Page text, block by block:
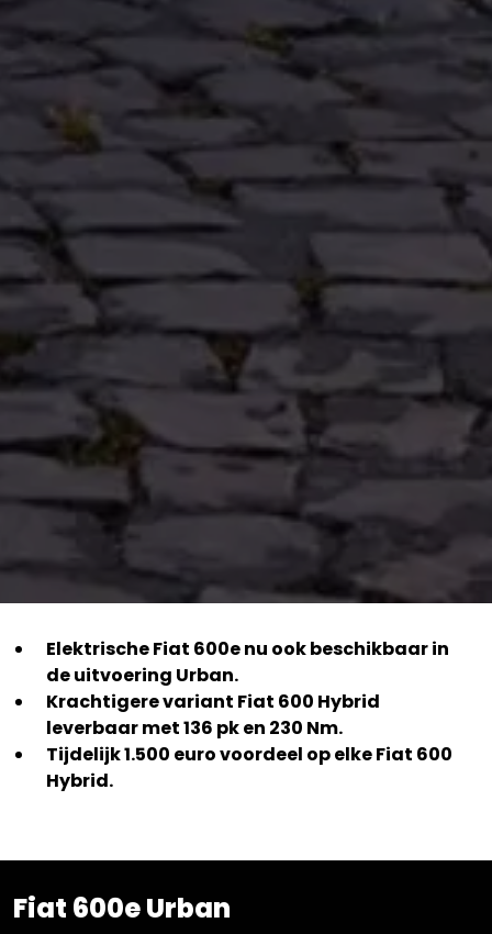
Elektrische Fiat 600e nu ook beschikbaar in
de uitvoering Urban.
Krachtigere variant Fiat 600 Hybrid
leverbaar met 136 pk en 230 Nm.
Tijdelijk 1.500 euro voordeel op elke Fiat 600
Hybrid.
Fiat 600e Urban